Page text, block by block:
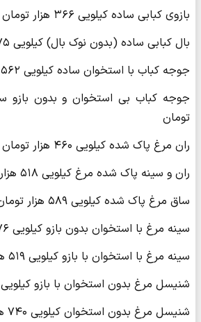
بازوی کبابی ساده کیلویی ۳۶۶ هزار تومان
بال کبابی ساده (بدون نوک بال) کیلویی ۳۷۵ هزار تومان
جوجه کباب با استخوان ساده کیلویی ۵۶۲ هزار تومان
تومان
ران مرغ پاک شده کیلویی ۴۶۰ هزار تومان
ران و سینه پاک شده مرغ کیلویی ۵۱۸ هزار تومان
ساق مرغ پاک شده کیلویی ۵۸۹ هزار تومان
سینه مرغ با استخوان بدون بازو کیلویی ۵۷۶ هزار تومان
سینه مرغ با استخوان با بازو کیلویی ۵۱۹ هزار تومان
شنیسل مرغ بدون استخوان با بازو کیلویی ۶۷۷ هزار تومان
شنیسل مرغ بدون استخوان کیلویی ۷۴۰ هزار تومان